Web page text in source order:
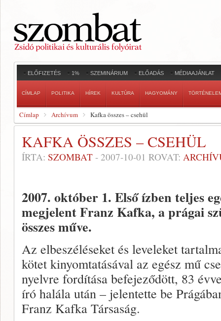
ELŐFIZETÉS 1% SZEMINÁRIUM ELŐADÁS MÉDIAAJÁNLAT
CÍMLAP POLITIKA HÍREK KULTÚRA HAGYOMÁNY
Címlap Archívum Kafka összes – csehül
KAFKA ÖSSZES – CSEHÜL
ÍRTA: SZOMBAT - 2007-10-01 ROVAT:
2007. október 1. Első ízben teljes
megjelent Franz Kafka, a prágai
összes műve.
Az elbeszéléseket és leveleket
kötet kinyomtatásával az egész mű
nyelvre fordítása befejeződött, 83
író halála után – jelentette be
Franz Kafka Társaság.